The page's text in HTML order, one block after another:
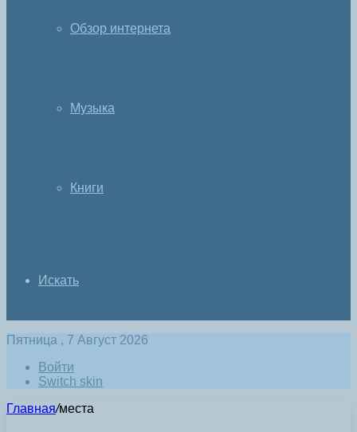
Обзор интернета
Музыка
Книги
Искать
Пятница , 7 Август 2026
Войти
Switch skin
Главная/места